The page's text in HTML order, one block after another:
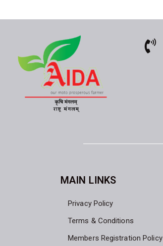
MAIN LINKS
Privacy Policy
Terms & Conditions
Members Registration Policy